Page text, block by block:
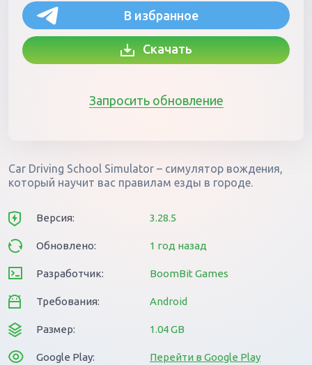
В избранное
Скачать
Запросить обновление
Car Driving School Simulator – симулятор вождения,
который научит вас правилам езды в городе.
Версия: 3.28.5
Обновлено: 1 год назад
Разработчик: BoomBit Games
Требования: Android
Размер: 1.04 GB
Google Play: Перейти в Google Play